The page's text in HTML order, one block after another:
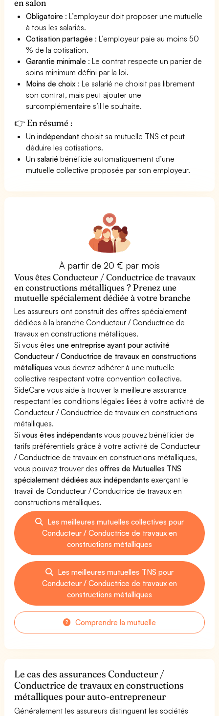
en salon
Obligatoire : L’employeur doit proposer une mutuelle
à tous les salariés.
Cotisation partagée : L’employeur paie au moins 50
% de la cotisation.
Garantie minimale : Le contrat respecte un panier de
soins minimum défini par la loi.
Moins de choix : Le salarié ne choisit pas librement
son contrat, mais peut ajouter une
surcomplémentaire s’il le souhaite.
👉 En résumé :
Unindépendant choisit sa mutuelle TNS et peut
déduire les cotisations.
Unsalarié bénéficie automatiquement d’une
mutuelle collective proposée par son employeur.
À partir de 20 € par mois
Vous êtes Conducteur / Conductrice de travaux
en constructions métalliques ? Prenez une
mutuelle spécialement dédiée à votre branche
Les assureurs ont construit des offres spécialement
dédiées à la branche Conducteur / Conductrice de
travaux en constructions métalliques.
Si vous êtesune entreprise ayant pour activité
Conducteur / Conductrice de travaux en constructions
métalliques vous devrez adhérer à une mutuelle
collective respectant votre convention collective.
SideCare vous aide à trouver la meilleure assurance
respectant les conditions légales liées à votre activité de
Conducteur / Conductrice de travaux en constructions
métalliques.
Sivous êtes indépendants vous pouvez bénéficier de
tarifs préférentiels grâce à votre activité de Conducteur
/ Conductrice de travaux en constructions métalliques,
vous pouvez trouver desoffres de Mutuelles TNS
spécialement dédiées aux indépendants exerçant le
travail de Conducteur / Conductrice de travaux en
constructions métalliques.
Les meilleures mutuelles collectives pour
Conducteur / Conductrice de travaux en
constructions métalliques
Les meilleures mutuelles TNS pour
Conducteur / Conductrice de travaux en
constructions métalliques
Comprendre la mutuelle
Le cas des assurances Conducteur /
Conductrice de travaux en constructions
métalliques pour auto-entrepreneur
Généralement les assureurs distinguent les sociétés